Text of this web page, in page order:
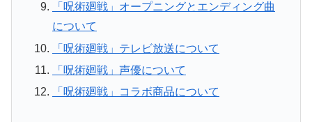
「呪術廻戦」オープニングとエンディング曲
について
「呪術廻戦」テレビ放送について
「呪術廻戦」声優について
「呪術廻戦」コラボ商品について